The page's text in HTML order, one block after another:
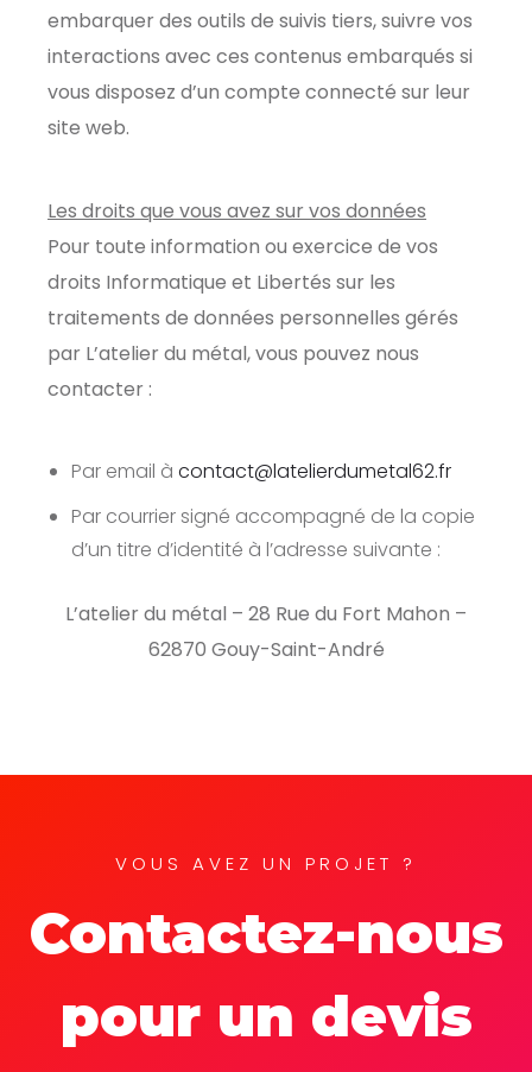
embarquer des outils de suivis tiers, suivre vos
interactions avec ces contenus embarqués si
vous disposez d’un compte connecté sur leur
site web.
Les droits que vous avez sur vos données
Pour toute information ou exercice de vos
droits Informatique et Libertés sur les
traitements de données personnelles gérés
par L’atelier du métal, vous pouvez nous
contacter :
Par email à contact@latelierdumetal62.fr
Par courrier signé accompagné de la copie
d’un titre d’identité à l’adresse suivante :
L’atelier du métal – 28 Rue du Fort Mahon –
62870 Gouy-Saint-André
VOUS AVEZ UN PROJET ?
Contactez-nous
pour un devis